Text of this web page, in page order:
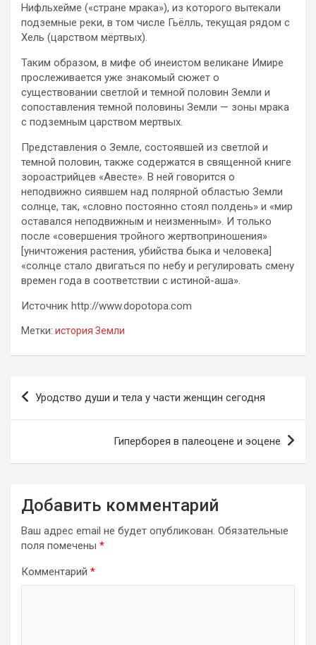
Нифльхейме («стране мрака»), из которого вытекали
подземные реки, в том числе Гьёлль, текущая рядом с
Хель (царством мёртвых).
Таким образом, в мифе об инеистом великане Имире
прослеживается уже знакомый сюжет о
существовании светлой и темной половин Земли и
сопоставления темной половины Земли — зоны мрака
с подземным царством мертвых.
Представления о Земле, состоявшей из светлой и
темной половин, также содержатся в священной книге
зороастрийцев «Авесте». В ней говорится о
неподвижно сиявшем над полярной областью Земли
солнце, так, «словно постоянно стоял полдень» и «мир
оставался неподвижным и неизменным». И только
после «совершения тройного жертвоприношения»
[уничтожения растения, убийства быка и человека]
«солнце стало двигаться по небу и регулировать смену
времен года в соответствии с истиной-аша».
Источник http://www.dopotopa.com
Метки: история Земли
Навигация
Уродство души и тела у части женщин сегодня
Гиперборея в палеоцене и эоцене
Добавить комментарий
Ваш адрес email не будет опубликован. Обязательные
поля помечены *
Комментарий *